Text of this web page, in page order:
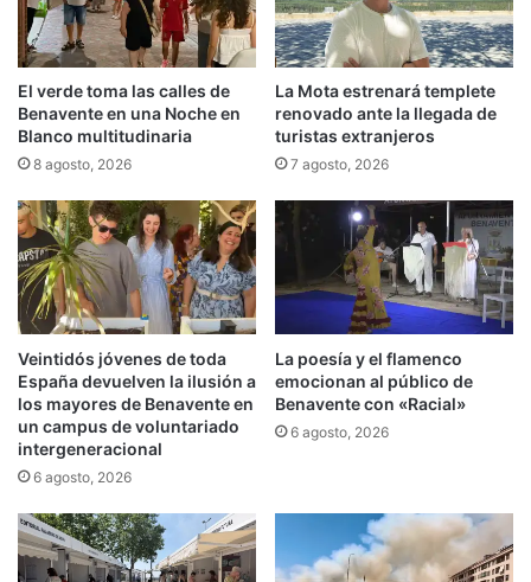
El verde toma las calles de
Benavente en una Noche en
Blanco multitudinaria
8 agosto, 2026
La Mota estrenará templete
renovado ante la llegada de
turistas extranjeros
7 agosto, 2026
Veintidós jóvenes de toda
España devuelven la ilusión a
los mayores de Benavente en
un campus de voluntariado
intergeneracional
6 agosto, 2026
La poesía y el flamenco
emocionan al público de
Benavente con «Racial»
6 agosto, 2026